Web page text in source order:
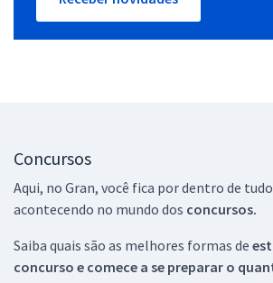
Concursos
Aqui, no Gran, você fica por dentro de
acontecendo no mundo dos concursos.
Saiba quais são as melhores formas de
concurso e comece a se preparar o